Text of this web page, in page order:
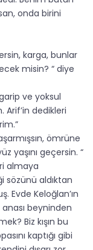
onda birini
karga, bunlar
misin? “ diye
ve yoksul
dedikleri
ömrüne
yaşını geçersin. “
almaya
sözünü aldıktan
Evde Keloğlan’ın
beyninden
Biz kışın bu
kaptığı gibi